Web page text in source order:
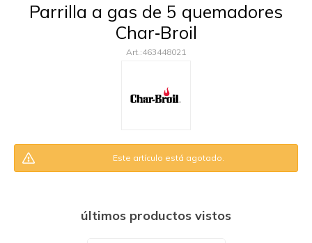
Parrilla a gas de 5 quemadores
Char‑Broil
463448021
Este artículo está agotado.
últimos productos vistos